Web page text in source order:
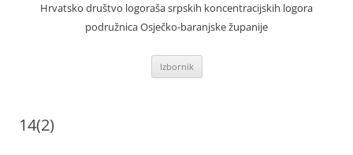
Hrvatsko društvo logoraša srpskih koncentracijskih logora
podružnica Osječko-baranjske županije
Izbornik
14(2)